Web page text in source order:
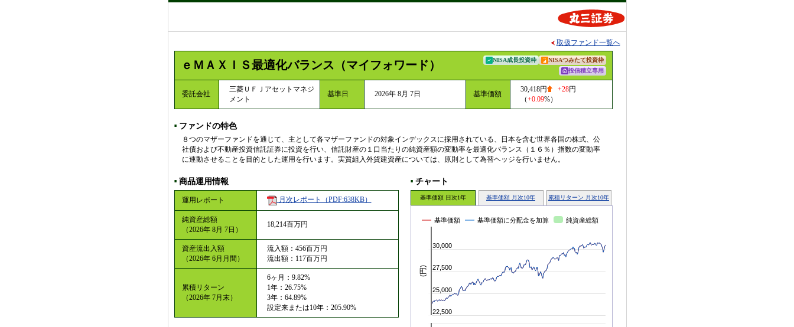
取扱ファンド一覧へ
ｅＭＡＸＩＳ最適化バランス（マイフォワード） NISA成長投資枠
NISAつみたて投資枠
投信積立専用
委託会社
三菱ＵＦＪアセットマネジ
メント
基準日 2026年 8月 7日 基準価額
30,418円 +28円
（+0.09%）
■ファンドの特色
８つのマザーファンドを通じて、主として各マザーファンドの対象インデックスに採用されている、日本を含む世界各国の株式、公
社債および不動産投資信託証券に投資を行い、信託財産の１口当たりの純資産額の変動率を最適化バランス（１６％）指数の変動率
に連動させることを目的とした運用を行います。実質組入外貨建資産については、原則として為替ヘッジを行いません。
■商品運用情報
運用レポート 月次レポート（PDF:638KB）
純資産総額
（2026年 8月 7日）
18,214百万円
資産流出入額
（2026年 6月月間）
流入額：456百万円
流出額：117百万円
累積リターン
（2026年 7月末）
6ヶ月：9.82%
1年：26.75%
3年：64.89%
設定来または10年：205.90%
■チャート
基準価額 日次1年 基準価額 月次10年 累積リターン 月次10年
(円)
基準価額 基準価額に分配金を加算 純資産総額
22,500
25,000
27,500
30,000